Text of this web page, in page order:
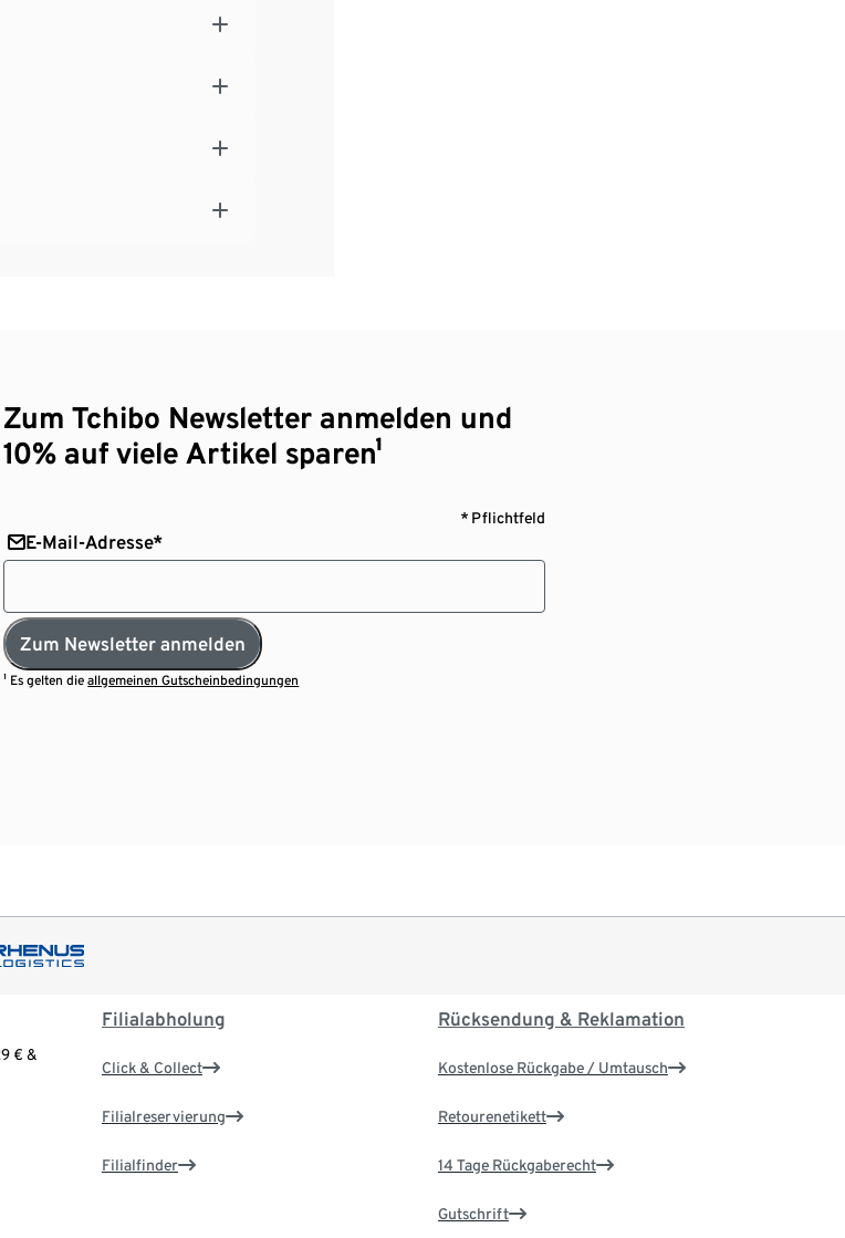
Zum Tchibo Newsletter anmelden und
10% auf viele Artikel sparen¹
* Pflichtfeld
E-Mail-Adresse*
Zum Newsletter anmelden
¹ Es gelten dieallgemeinen Gutscheinbedingungen
€ &
Filialabholung
Click & Collect
Filialreservierung
Filialfinder
Rücksendung & Reklamation
Kostenlose Rückgabe / Umtausch
Retourenetikett
14 Tage Rückgaberecht
Gutschrift